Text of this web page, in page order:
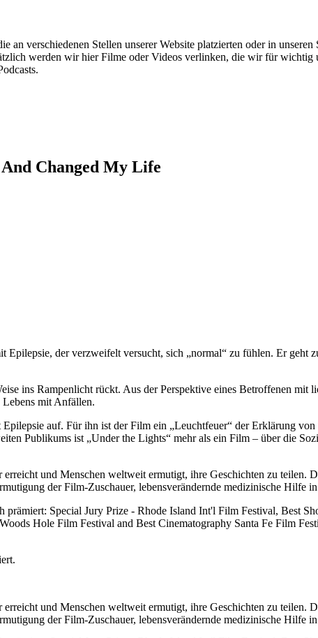
verschiedenen Stellen unserer Website platzierten oder in
werden wir hier Filme oder Videos verlinken, die wir für wichtig
Changed My Life
Epilepsie, der verzweifelt versucht, sich „normal“ zu fühlen. Er
ins Rampenlicht rückt. Aus der Perspektive eines Betroffenen
Lebens mit Anfällen.
auf. Für ihn ist der Film ein „Leuchtfeuer“ der Erklärung
Publikums ist „Under the Lights“ mehr als ein Film – über die
und Menschen weltweit ermutigt, ihre Geschichten zu teilen.
der Film-Zuschauer, lebensverändernde medizinische Hilfe
Special Jury Prize - Rhode Island Int'l Film Festival, Best
Hole Film Festival and Best Cinematography Santa Fe Film
und Menschen weltweit ermutigt, ihre Geschichten zu teilen.
der Film-Zuschauer, lebensverändernde medizinische Hilfe